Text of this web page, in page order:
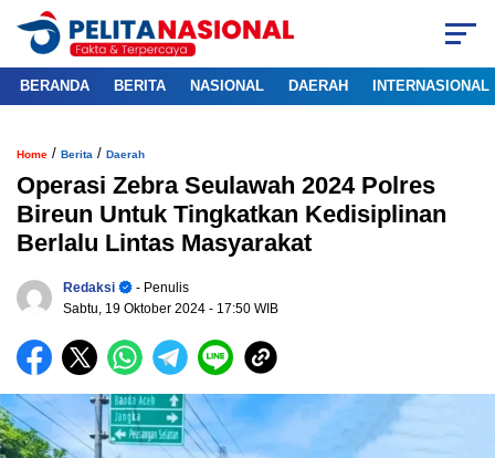
BERANDA BERITA NASIONAL DAERAH INTERNASIONAL
Home / Berita / Daerah
Operasi Zebra Seulawah 2024 Polres
Bireun Untuk Tingkatkan Kedisiplinan
Berlalu Lintas Masyarakat
Redaksi
- Penulis
Sabtu, 19 Oktober 2024 - 17:50 WIB